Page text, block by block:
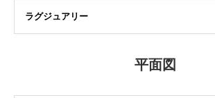
ラグジュアリー
平面図